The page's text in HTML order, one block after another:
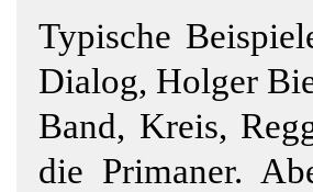
Typische
Dialog, Holger
Band, Kreis,
die Primaner.